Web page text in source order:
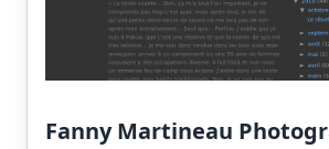
Fanny Martineau